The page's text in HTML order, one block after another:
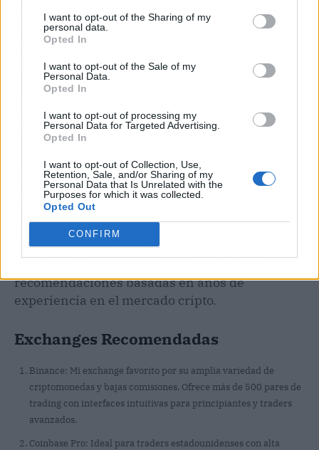
I want to opt-out of the Sharing of my
personal data.
Opted In
I want to opt-out of the Sale of my
Personal Data.
Opted In
I want to opt-out of processing my
Personal Data for Targeted Advertising.
Opted In
I want to opt-out of Collection, Use,
Retention, Sale, and/or Sharing of my
Personal Data that Is Unrelated with the
Purposes for which it was collected.
Opted Out
CONFIRM
El control emocional determina mi éxito como
trader. Evito decisiones impulsivas mediante
un plan de trading predefinido. Practico la
disciplina de no operar basado en miedo o
codicia. Uso técnicas de respiración y
alta volatilidad. Mi objetivo: ser estratégico y
racional en cada movimiento del mercado.
Herramientas y Plataformas de
Trading
El éxito en el trading de criptomonedas
depende en gran medida de las herramientas y
recomendaciones basadas en años de
experiencia en el mercado cripto.
Exchanges Recomendadas
Binance: Mi exchange favorito por su amplia variedad de
criptomonedas y bajas comisiones. Ofrece más de 500 pares de
trading con interfaces intuitivas para principiantes y traders
avanzados.
Coinbase Pro: Ideal para traders estadounidenses con alta